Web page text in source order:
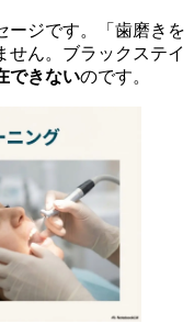
ージです。「歯磨きを
せん。ブラックステイ
できないのです。